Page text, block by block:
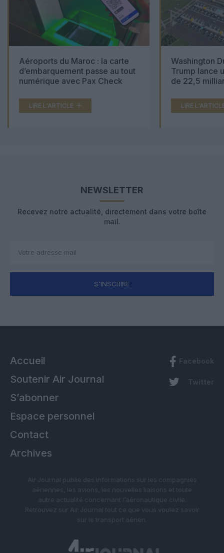
Aéroports du Maroc : la carte
d’embarquement passe au tout
numérique avec Pax Check
LIRE L'ARTICLE
Washington
Trump lance
de 22,5
LIRE
NEWSLETTER
Recevez notre actualité, directement dans votre boîte
mail.
S'INSCRIRE
Accueil
Soutenir Air Journal
S’abonner
Espace personnel
Contact
Archives